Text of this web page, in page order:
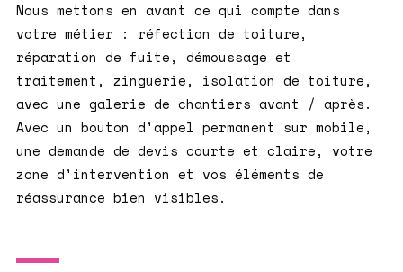
Nous mettons en avant ce qui compte dans
votre métier : réfection de toiture,
réparation de fuite, démoussage et
traitement, zinguerie, isolation de toiture,
avec une galerie de chantiers avant / après.
Avec un bouton d'appel permanent sur mobile,
une demande de devis courte et claire, votre
zone d'intervention et vos éléments de
réassurance bien visibles.